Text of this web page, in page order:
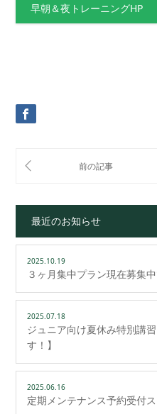
早朝＆夜トレーニングHP
最近のお知らせ
2025.10.19
３ヶ月集中プラン現在募集中
2025.07.18
ジュニア向け夏休み特別講
す！】
2025.06.16
定期メンテナンス予約受付